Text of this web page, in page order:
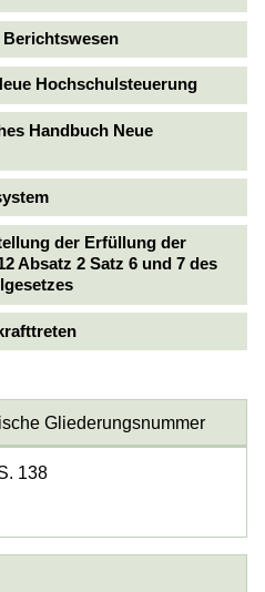
Berichtswesen
Hochschulsteuerung
Handbuch Neue
der Erfüllung der
Absatz 2 Satz 6 und 7 des
Gliederungsnummer
138